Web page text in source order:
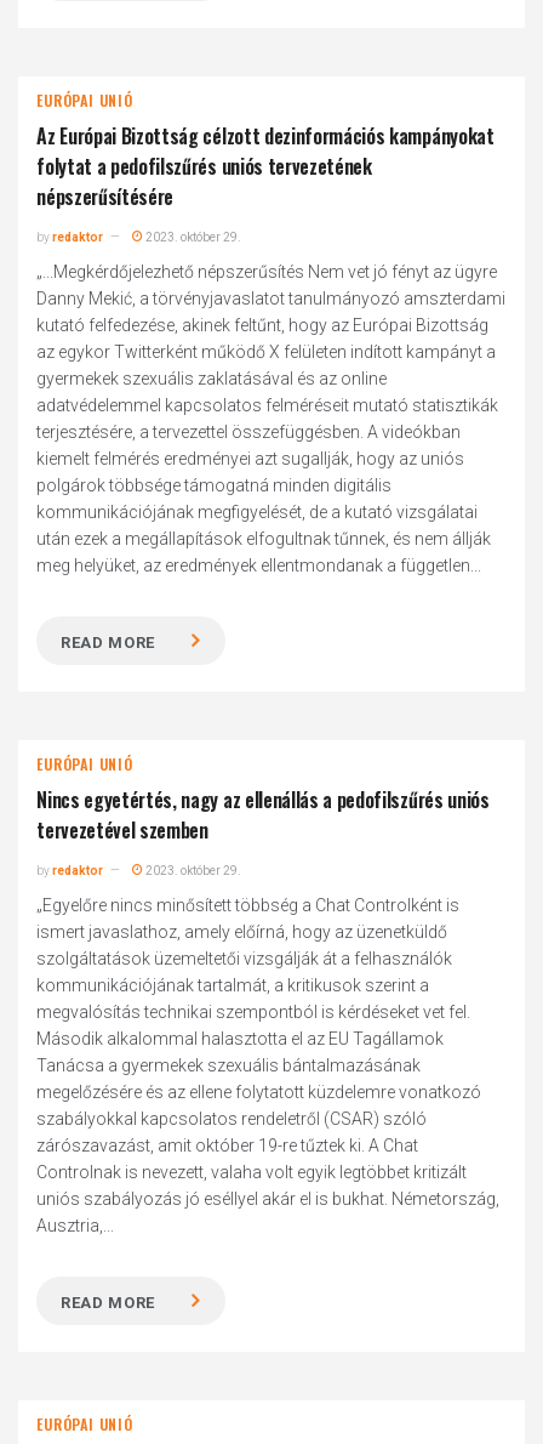
EURÓPAI UNIÓ
Az Európai Bizottság célzott dezinformációs kampányokat
folytat a pedofilszűrés uniós tervezetének
népszerűsítésére
byredaktor 2023. október 29.
„...Megkérdőjelezhető népszerűsítés Nem vet jó fényt az ügyre
Danny Mekić, a törvényjavaslatot tanulmányozó amszterdami
kutató felfedezése, akinek feltűnt, hogy az Európai Bizottság
az egykor Twitterként működő X felületen indított kampányt a
gyermekek szexuális zaklatásával és az online
adatvédelemmel kapcsolatos felméréseit mutató statisztikák
terjesztésére, a tervezettel összefüggésben. A videókban
kiemelt felmérés eredményei azt sugallják, hogy az uniós
polgárok többsége támogatná minden digitális
kommunikációjának megfigyelését, de a kutató vizsgálatai
után ezek a megállapítások elfogultnak tűnnek, és nem állják
meg helyüket, az eredmények ellentmondanak a független...
READ MORE
EURÓPAI UNIÓ
Nincs egyetértés, nagy az ellenállás a pedofilszűrés uniós
tervezetével szemben
byredaktor 2023. október 29.
„Egyelőre nincs minősített többség a Chat Controlként is
ismert javaslathoz, amely előírná, hogy az üzenetküldő
szolgáltatások üzemeltetői vizsgálják át a felhasználók
kommunikációjának tartalmát, a kritikusok szerint a
megvalósítás technikai szempontból is kérdéseket vet fel.
Második alkalommal halasztotta el az EU Tagállamok
Tanácsa a gyermekek szexuális bántalmazásának
megelőzésére és az ellene folytatott küzdelemre vonatkozó
szabályokkal kapcsolatos rendeletről (CSAR) szóló
zárószavazást, amit október 19-re tűztek ki. A Chat
Controlnak is nevezett, valaha volt egyik legtöbbet kritizált
uniós szabályozás jó eséllyel akár el is bukhat. Németország,
Ausztria,...
READ MORE
EURÓPAI UNIÓ